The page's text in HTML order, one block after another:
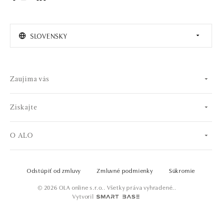
SLOVENSKY
Zaujíma vás
Získajte
O ALO
© 2026 OLA online s.r.o.. Všetky práva vyhradené..
Vytvoril
Odstúpiť od zmluvy Zmluvné podmienky Súkromie